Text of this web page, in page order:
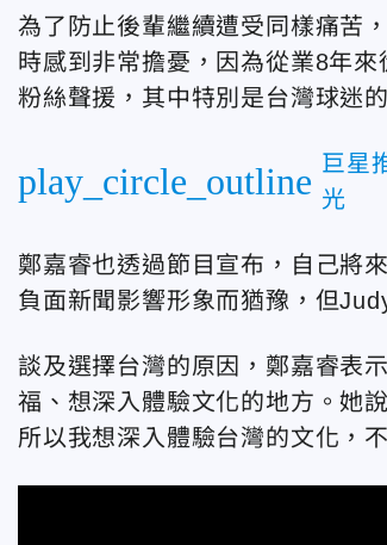
為了防止後輩繼續遭受同樣痛苦
時感到非常擔憂，因為從業8年
粉絲聲援，其中特別是台灣球迷
play_circle_outline 巨星
光
鄭嘉睿也透過節目宣布，自己將
負面新聞影響形象而猶豫，但
談及選擇台灣的原因，鄭嘉睿表
福、想深入體驗文化的地方。她
所以我想深入體驗台灣的文化，